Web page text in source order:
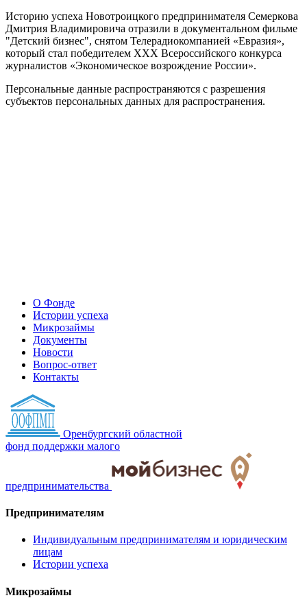
Историю успеха Новотроицкого предпринимателя Семеркова
Дмитрия Владимировича отразили в документальном фильме
"Детский бизнес", снятом Телерадиокомпанией «Евразия»,
который стал победителем XXX Всероссийского конкурса
журналистов «Экономическое возрождение России».
Персональные данные распространяются с разрешения
субъектов персональных данных для распространения.
О Фонде
Истории успеха
Микрозаймы
Документы
Новости
Вопрос-ответ
Контакты
Оренбургский областной
фонд поддержки малого
предпринимательства
Предпринимателям
Индивидуальным предпринимателям и юридическим
лицам
Истории успеха
Микрозаймы